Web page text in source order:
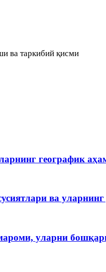
ва таркибий қисми
географик
ва
уларни